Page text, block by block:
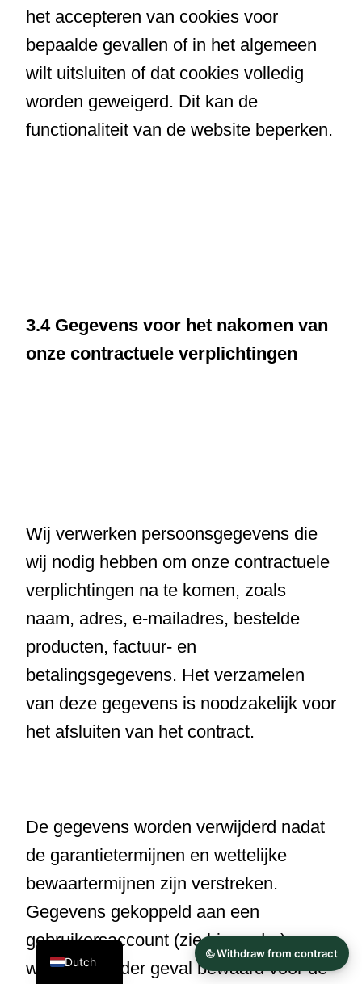
het accepteren van cookies voor
bepaalde gevallen of in het algemeen
wilt uitsluiten of dat cookies volledig
worden geweigerd. Dit kan de
functionaliteit van de website beperken.
3.4 Gegevens voor het nakomen van
onze contractuele verplichtingen
Wij verwerken persoonsgegevens die
wij nodig hebben om onze contractuele
verplichtingen na te komen, zoals
naam, adres, e-mailadres, bestelde
producten, factuur- en
betalingsgegevens. Het verzamelen
van deze gegevens is noodzakelijk voor
het afsluiten van het contract.
De gegevens worden verwijderd nadat
de garantietermijnen en wettelijke
bewaartermijnen zijn verstreken.
Gegevens gekoppeld aan een
gebruikersaccount (zie hieronder)
worden in ieder geval bewaard voor de
Dutch
German
English
Italian
Polish
French
Finnish